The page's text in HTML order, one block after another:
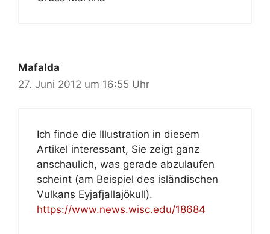
Mafalda
27. Juni 2012 um 16:55 Uhr
Ich finde die Illustration in diesem
Artikel interessant, Sie zeigt ganz
anschaulich, was gerade abzulaufen
scheint (am Beispiel des isländischen
Vulkans Eyjafjallajökull).
https://www.news.wisc.edu/18684